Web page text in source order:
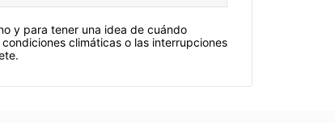
y para tener una idea de cuándo
climáticas o las interrupciones